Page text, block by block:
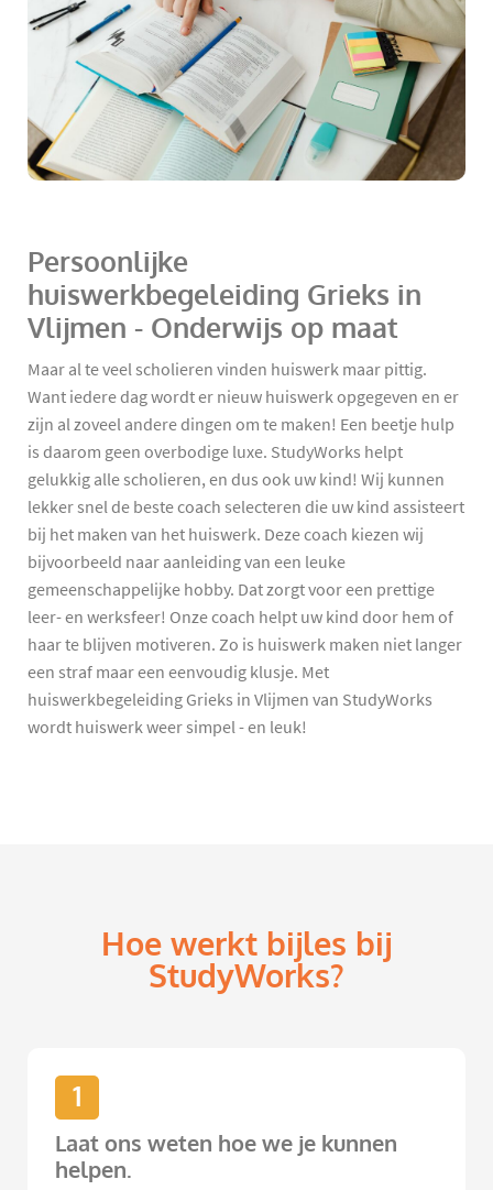
Persoonlijke
huiswerkbegeleiding Grieks in
Vlijmen - Onderwijs op maat
Maar al te veel scholieren vinden huiswerk maar pittig.
Want iedere dag wordt er nieuw huiswerk opgegeven en er
zijn al zoveel andere dingen om te maken! Een beetje hulp
is daarom geen overbodige luxe. StudyWorks helpt
gelukkig alle scholieren, en dus ook uw kind! Wij kunnen
lekker snel de beste coach selecteren die uw kind assisteert
bij het maken van het huiswerk. Deze coach kiezen wij
bijvoorbeeld naar aanleiding van een leuke
gemeenschappelijke hobby. Dat zorgt voor een prettige
leer- en werksfeer! Onze coach helpt uw kind door hem of
haar te blijven motiveren. Zo is huiswerk maken niet langer
een straf maar een eenvoudig klusje. Met
huiswerkbegeleiding Grieks in Vlijmen van StudyWorks
wordt huiswerk weer simpel - en leuk!
Hoe werkt bijles bij
StudyWorks?
1
Laat ons weten hoe we je kunnen
helpen.